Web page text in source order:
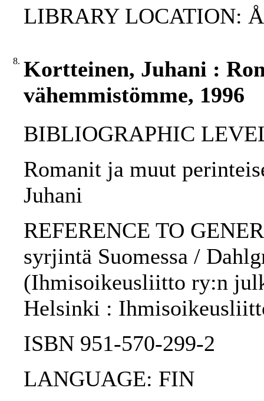
LIBRARY LOCATION:
8. Kortteinen, Juhani :
vähemmistömme, 1996
BIBLIOGRAPHIC
Romanit ja muut
Juhani
REFERENCE TO
syrjintä Suomessa /
(Ihmisoikeusliitto ry:n
Helsinki :
ISBN 951-570-299-2
LANGUAGE: FIN